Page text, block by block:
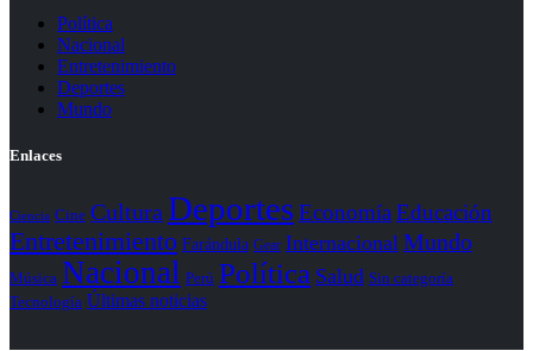
Política
Nacional
Entretenimiento
Deportes
Mundo
Enlaces
Ciencia Cine Cultura DeportesEconomía Educación
Entretenimiento Farándula Gear Internacional Mundo
Música Nacional Perú Política Salud Sin categoría
Tecnología Últimas noticias